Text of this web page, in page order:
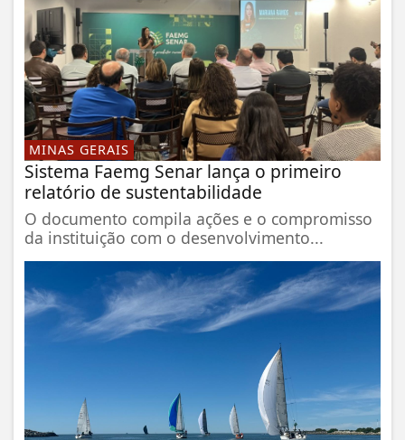
MINAS GERAIS
Sistema Faemg Senar lança o primeiro
relatório de sustentabilidade
O documento compila ações e o compromisso
da instituição com o desenvolvimento...